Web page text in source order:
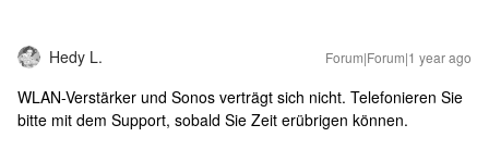
Hedy L. Forum|Forum|1 year ago
WLAN-Verstärker und Sonos verträgt sich nicht. Telefonieren Sie
bitte mit dem Support, sobald Sie Zeit erübrigen können.